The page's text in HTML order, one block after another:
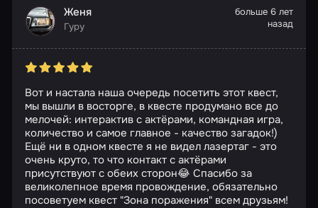
Женя
Гуру
больше 6 лет
назад
Вот и настала наша очередь посетить этот квест,
мы вышли в восторге, в квесте продумано все до
мелочей: интерактив с актёрами, командная игра,
количество и самое главное - качество загадок!)
Ещё ни в одном квесте я не видел лазертаг - это
очень круто, то что контакт с актёрами
присутствуют с обеих сторон😂 Спасибо за
великолепное время провождение, обязательно
посоветуем квест "Зона поражения" всем друзьям!